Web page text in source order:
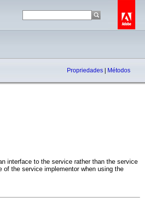
Propriedades Métodos
interface to the service rather than the service
the service implementor when using the